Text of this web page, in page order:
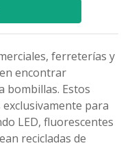
ferreterías y
encontrar
bombillas. Estos
para
LED, fluorescentes
recicladas de